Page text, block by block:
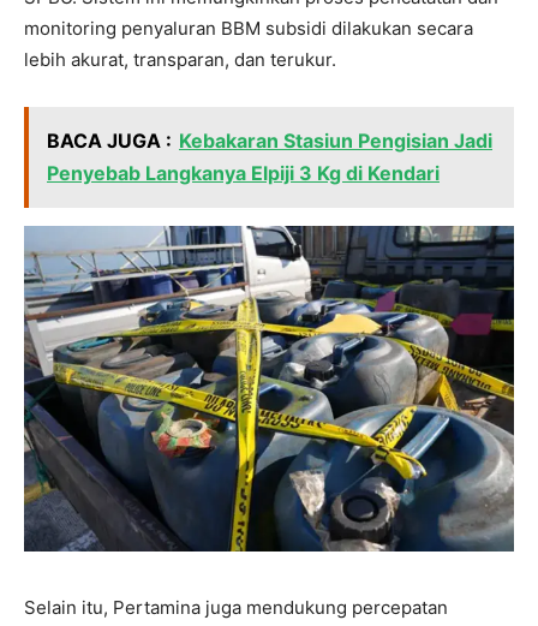
monitoring penyaluran BBM subsidi dilakukan secara
lebih akurat, transparan, dan terukur.
BACA JUGA : Kebakaran Stasiun Pengisian Jadi
Penyebab Langkanya Elpiji 3 Kg di Kendari
Selain itu, Pertamina juga mendukung percepatan